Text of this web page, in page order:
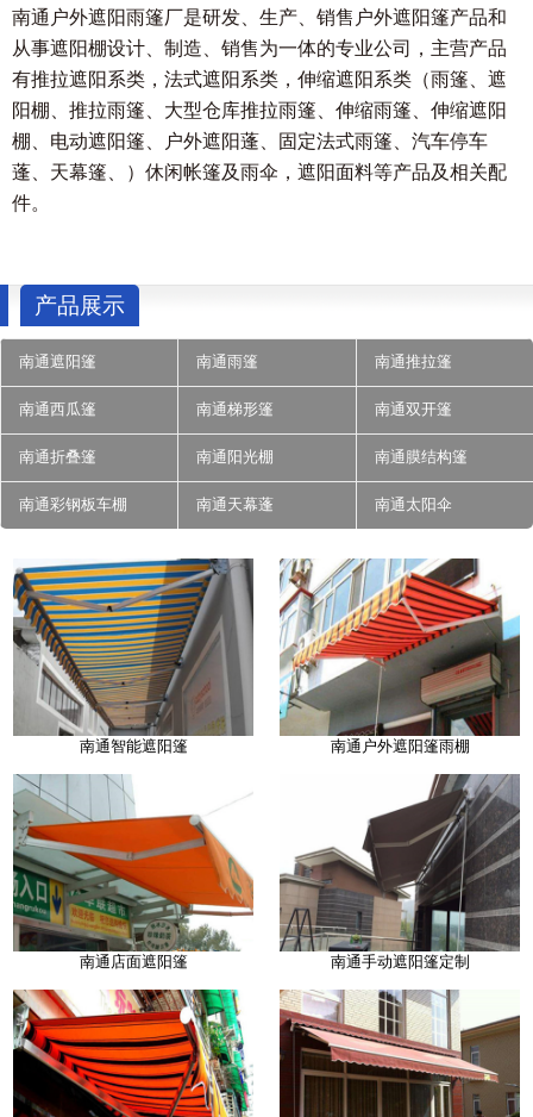
南通户外遮阳雨篷厂是研发、生产、销售户外遮阳篷产品和
从事遮阳棚设计、制造、销售为一体的专业公司，主营产品
有推拉遮阳系类，法式遮阳系类，伸缩遮阳系类（雨篷、遮
阳棚、推拉雨篷、大型仓库推拉雨篷、伸缩雨篷、伸缩遮阳
棚、电动遮阳篷、户外遮阳蓬、固定法式雨篷、汽车停车
蓬、天幕篷、）休闲帐篷及雨伞，遮阳面料等产品及相关配
件。
产品展示
南通遮阳篷 南通雨篷 南通推拉篷
南通西瓜篷 南通梯形篷 南通双开篷
南通折叠篷 南通阳光棚 南通膜结构篷
南通彩钢板车棚 南通天幕蓬 南通太阳伞
南通智能遮阳篷 南通户外遮阳篷雨棚
南通店面遮阳篷 南通手动遮阳篷定制